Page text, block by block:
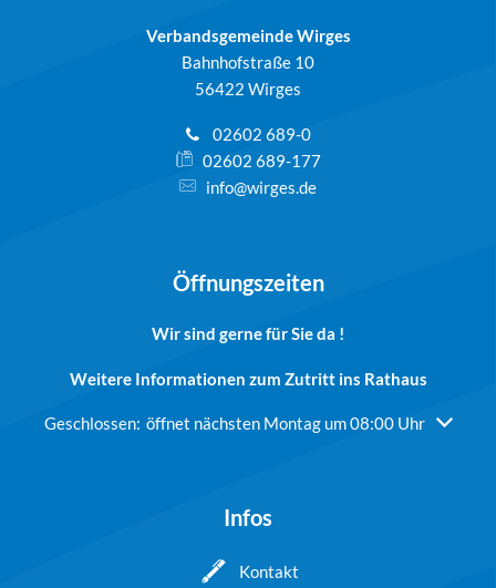
Verbandsgemeinde Wirges
Bahnhofstraße 10
56422 Wirges
02602 689-0
02602 689-177
info@wirges.de
Öffnungszeiten
Wir sind gerne für Sie da !
Weitere Informationen zum Zutritt ins Rathaus
Klicken, um weitere Öffnungs- oder Schließzeiten
Geschlossen: öffnet nächsten Montag um 08:00 Uhr
Infos
Kontakt